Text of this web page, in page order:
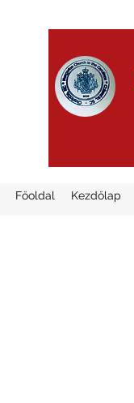
Főoldal Kezdőlap